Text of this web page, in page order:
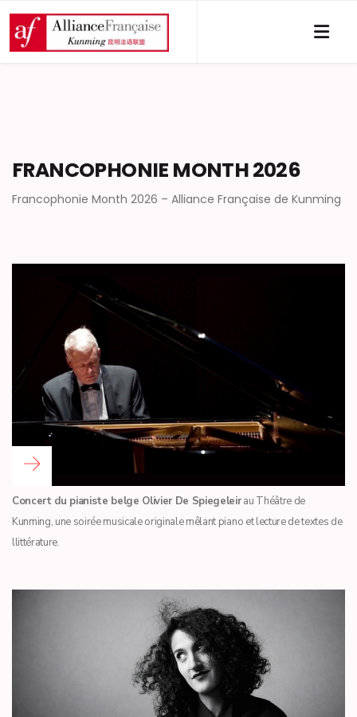
FRANCOPHONIE MONTH 2026
Francophonie Month 2026 – Alliance Française de Kunming
Concert du pianiste belge Olivier De Spiegeleirau Théâtre de
Kunming, une soirée musicale originale mêlant piano et lecture de textes de
llittérature.